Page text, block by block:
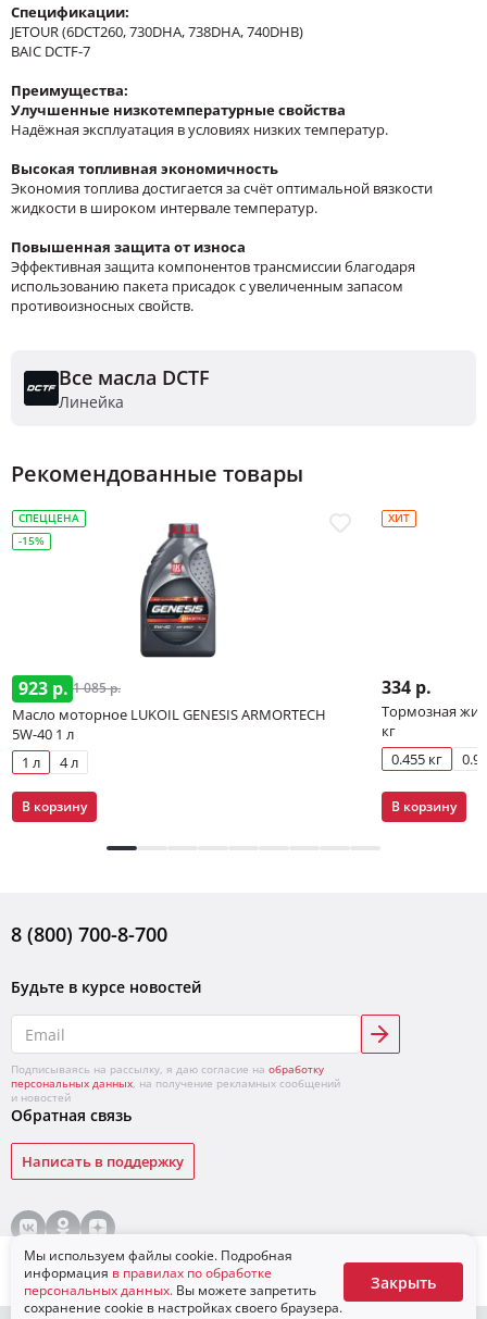
В корзину
Спецификации:
JETOUR (6DCT260, 730DHA, 738DHA, 740DHB)
BAIC DCTF-7
Преимущества:
Улучшенные низкотемпературные свойства
Надёжная эксплуатация в условиях низких температур.
Высокая топливная экономичность
Экономия топлива достигается за счёт оптимальной вязкости
жидкости в широком интервале температур.
Повышенная защита от износа
Эффективная защита компонентов трансмиссии благодаря
использованию пакета присадок с увеличенным запасом
противоизносных свойств.
Все масла DCTF
Линейка
Рекомендованные товары
СПЕЦЦЕНА
-15%
923 р. 1 085 р.
Масло моторное LUKOIL GENESIS ARMORTECH
5W-40 1 л
1 л
4 л
В корзину
ХИТ
334 р.
Тормозная
кг
0.455 кг
В корзину
8 (800) 700-8-700
Будьте в курсе новостей
Подписываясь на рассылку, я даю согласие на обработку
персональных данных, на получение рекламных сообщений
и новостей
Обратная связь
Написать в поддержку
© «ЛУКОЙЛ»,2026 Условия продажи товаров
Для бизнеса
Мы используем файлы cookie. Подробная
информация в правилах по обработке
персональных данных. Вы можете запретить
сохранение cookie в настройках своего браузера.
Закрыть